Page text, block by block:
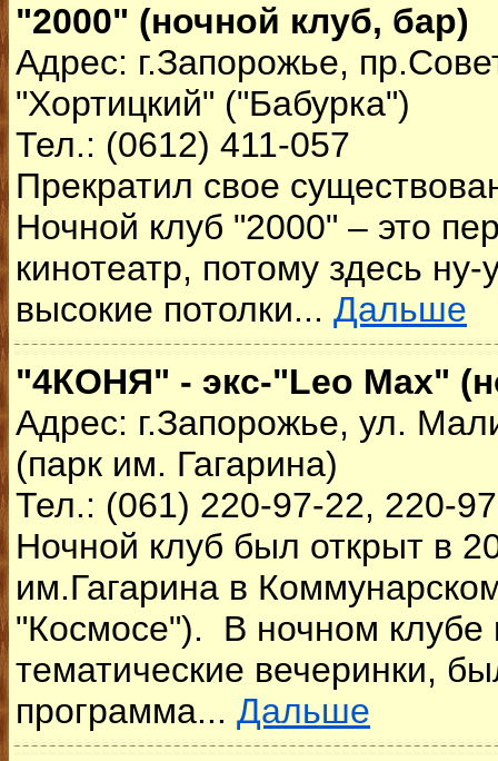
"2000" (ночной клуб, бар)
Адрес: г.Запорожье,
"Хортицкий" ("Бабурка")
Тел.: (0612) 411-057
Прекратил свое
Ночной клуб "2000" – это
кинотеатр, потому здесь
высокие потолки... Дальше
"4КОНЯ" - экс-"Leo Max"
Адрес: г.Запорожье, ул.
(парк им. Гагарина)
Тел.: (061) 220-97-22, 220-
Ночной клуб был открыт в
им.Гагарина в
"Космосе"). В ночном клубе
тематические вечеринки,
программа... Дальше